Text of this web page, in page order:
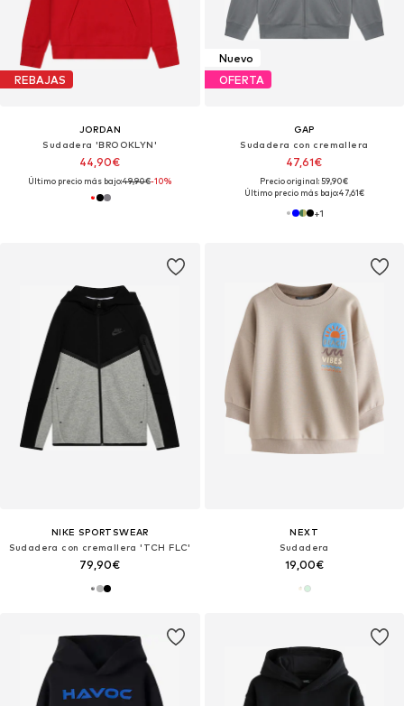
REBAJAS
JORDAN
Sudadera 'BROOKLYN'
44,90€
Último precio más bajo:49,90€-10%
Nuevo
OFERTA
GAP
Sudadera con cremallera
47,61€
Precio original: 59,90€
Último precio más bajo:47,61€
+1
NIKE SPORTSWEAR
Sudadera con cremallera 'TCH FLC'
79,90€
NEXT
Sudadera
19,00€